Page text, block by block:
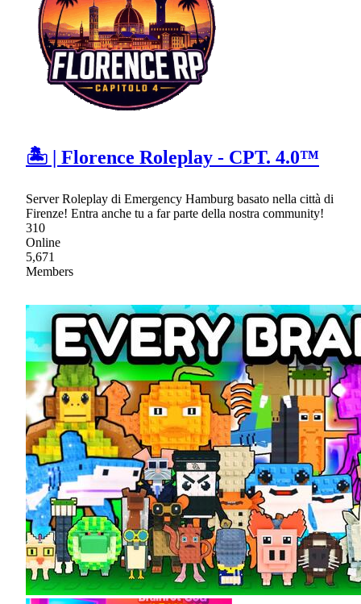
🏝 | Florence Roleplay - CPT. 4.0™
Server Roleplay di Emergency Hamburg basato nella città di
Firenze! Entra anche tu a far parte della nostra community!
310
Online
5,671
Members